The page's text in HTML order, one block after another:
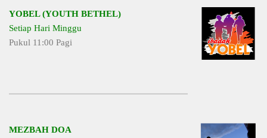
YOBEL (YOUTH BETHEL)
Setiap Hari Minggu
Pukul 11:00 Pagi
MEZBAH DOA